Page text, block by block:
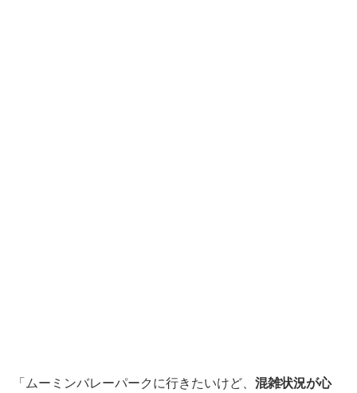
「ムーミンバレーパークに行きたいけど、 混雑状況が心